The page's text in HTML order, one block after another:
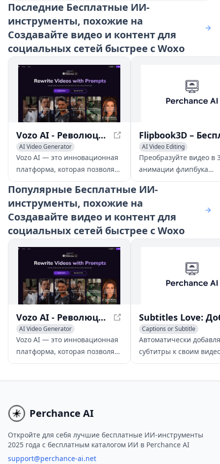
Последние Бесплатные ИИ-
инструменты, похожие на
Создавайте видео и контент для
социальных сетей быстрее с Woxo
Vozo AI - Революция в создании и редактировании видео
AI Video Generator
AI Video Editing
Video to Video
Vozo AI — это инновационная
платформа, которая позволяет
пользователям переписывать,
озвучивать и редактировать
существующие видео,
превращая их в
увлекательные новые истории
с помощью простых текстовых
запросов.
AI Video Editing
AI Video Generator
Video
Преобразуйте видео в
анимации флипбука
бесплатно.
работающий на
требует навыков
Загрузите приложение
iOS, настройте кадры и
поделитесь мгновенно.
Популярные Бесплатные ИИ-
инструменты, похожие на
Создавайте видео и контент для
социальных сетей быстрее с Woxo
Vozo AI - Революция в создании и редактировании видео
AI Video Generator
AI Video Editing
Video to Video
Vozo AI — это инновационная
платформа, которая позволяет
пользователям переписывать,
увлекательные новые истории
с помощью простых текстовых
запросов.
Captions or Subtitle
AI Video Enhancing
Video
Автоматически
субтитры к своим
помощью инструмента
простой в
платформой.
Perchance AI
Откройте для себя лучшие бесплатные ИИ-инструменты
2025 года с бесплатным каталогом ИИ в Perchance AI
support@perchance-ai.net